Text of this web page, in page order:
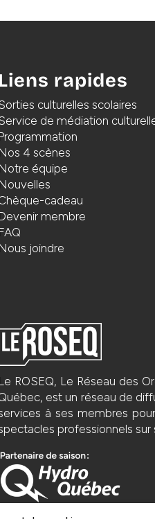
Liens rapides
culturelles scolaires
de médiation
Programmation
Nos 4 scènes
Notre équipe
Nouvelles
cadeau
Devenir membre
FAQ
Nous joindre
Le ROSEQ, Le Réseau des
est un réseau de
à ses membres
professionnels sur